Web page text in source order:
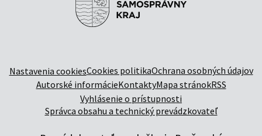
Nastavenia cookiesCookies politikaOchrana osobných údajov
Autorské informácieKontaktyMapa stránokRSS
Vyhlásenie o prístupnosti
Správca obsahu a technický prevádzkovateľ